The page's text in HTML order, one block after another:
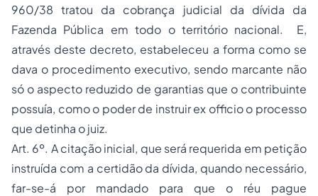
960/38 tratou da cobrança judicial da dívida da
Fazenda Pública em todo o território nacional. E,
através deste decreto, estabeleceu a forma como se
dava o procedimento executivo, sendo marcante não
só o aspecto reduzido de garantias que o contribuinte
possuía, como o poder de instruir ex officio o processo
que detinha o juiz.
Art. 6º. A citação inicial, que será requerida em petição
instruída com a certidão da dívida, quando necessário,
far-se-á por mandado para que o réu pague